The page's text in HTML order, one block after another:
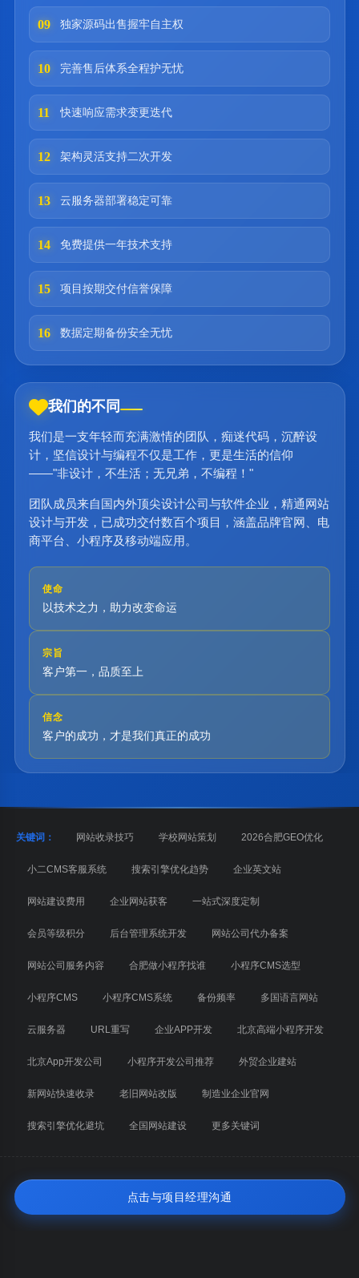
09 独家源码出售握牢自主权
10 完善售后体系全程护无忧
11 快速响应需求变更迭代
12 架构灵活支持二次开发
13 云服务器部署稳定可靠
14 免费提供一年技术支持
15 项目按期交付信誉保障
16 数据定期备份安全无忧
我们的不同
我们是一支年轻而充满激情的团队，痴迷代码，沉醉设
计，坚信设计与编程不仅是工作，更是生活的信仰
——"非设计，不生活；无兄弟，不编程！"
团队成员来自国内外顶尖设计公司与软件企业，精通网站
设计与开发，已成功交付数百个项目，涵盖品牌官网、电
商平台、小程序及移动端应用。
使命
以技术之力，助力改变命运
宗旨
客户第一，品质至上
信念
客户的成功，才是我们真正的成功
关键词： 网站收录技巧 学校网站策划 2026合肥GEO优化
小二CMS客服系统 搜索引擎优化趋势 企业英文站
网站建设费用 企业网站获客 一站式深度定制
会员等级积分 后台管理系统开发 网站公司代办备案
网站公司服务内容 合肥做小程序找谁 小程序CMS选型
小程序CMS 小程序CMS系统 备份频率 多国语言网站
云服务器 URL重写 企业APP开发 北京高端小程序开发
北京App开发公司 小程序开发公司推荐 外贸企业建站
新网站快速收录 老旧网站改版 制造业企业官网
搜索引擎优化避坑 全国网站建设 更多关键词
点击与项目经理沟通